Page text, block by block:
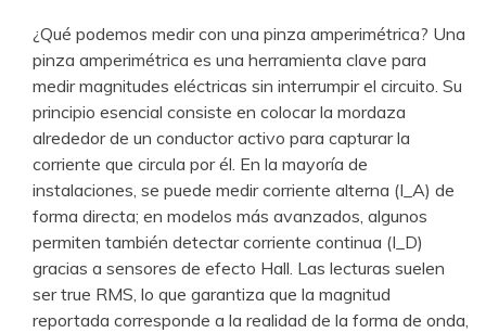
¿Qué podemos medir con una pinza amperimétrica? Una
pinza amperimétrica es una herramienta clave para
medir magnitudes eléctricas sin interrumpir el circuito. Su
principio esencial consiste en colocar la mordaza
alrededor de un conductor activo para capturar la
corriente que circula por él. En la mayoría de
instalaciones, se puede medir corriente alterna (I_A) de
forma directa; en modelos más avanzados, algunos
permiten también detectar corriente continua (I_D)
gracias a sensores de efecto Hall. Las lecturas suelen
ser true RMS, lo que garantiza que la magnitud
reportada corresponde a la realidad de la forma de onda,